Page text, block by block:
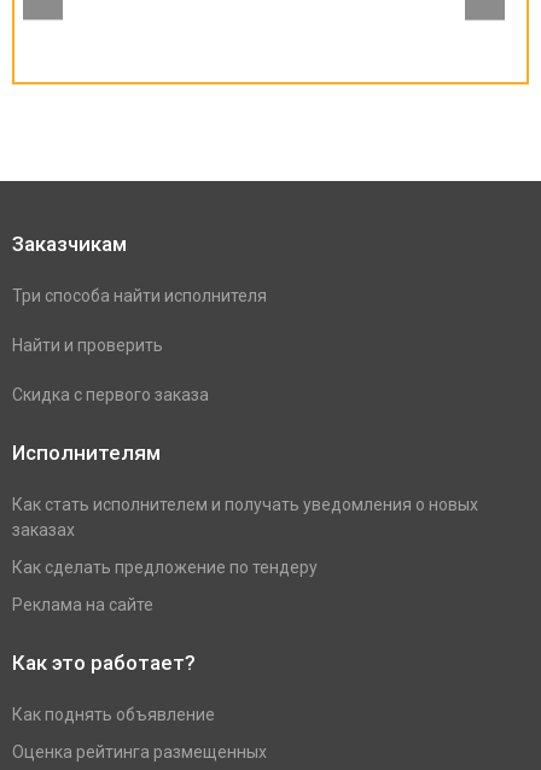
Заказчикам
Три способа найти исполнителя
Найти и проверить
Скидка с первого заказа
Исполнителям
Как стать исполнителем и получать уведомления о новых
заказах
Как сделать предложение по тендеру
Реклама на сайте
Как это работает?
Как поднять объявление
Оценка рейтинга размещенных